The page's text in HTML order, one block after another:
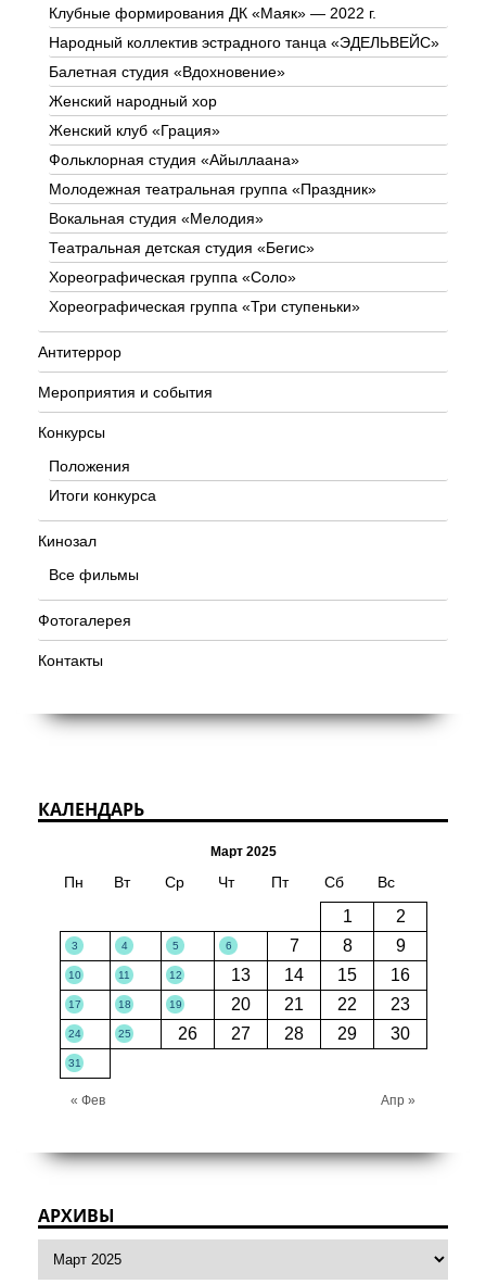
Клубные формирования ДК «Маяк» — 2022 г.
Народный коллектив эстрадного танца «ЭДЕЛЬВЕЙС»
Балетная студия «Вдохновение»
Женский народный хор
Женский клуб «Грация»
Фольклорная студия «Айыллаана»
Молодежная театральная группа «Праздник»
Вокальная студия «Мелодия»
Театральная детская студия «Бегис»
Хореографическая группа «Соло»
Хореографическая группа «Три ступеньки»
Антитеррор
Мероприятия и события
Конкурсы
Положения
Итоги конкурса
Кинозал
Все фильмы
Фотогалерея
Контакты
КАЛЕНДАРЬ
Март 2025
Пн Вт Ср Чт Пт Сб Вс
1 2
3 4 5 6 7 8 9
10 11 12 13 14 15 16
17 18 19 20 21 22 23
24 25 26 27 28 29 30
31
« Фев Апр »
АРХИВЫ